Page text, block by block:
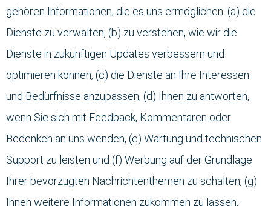
gehören Informationen, die es uns ermöglichen: (a) die
Dienste zu verwalten, (b) zu verstehen, wie wir die
Dienste in zukünftigen Updates verbessern und
optimieren können, (c) die Dienste an Ihre Interessen
und Bedürfnisse anzupassen, (d) Ihnen zu antworten,
wenn Sie sich mit Feedback, Kommentaren oder
Bedenken an uns wenden, (e) Wartung und technischen
Support zu leisten und (f) Werbung auf der Grundlage
Ihrer bevorzugten Nachrichtenthemen zu schalten, (g)
Ihnen weitere Informationen zukommen zu lassen,